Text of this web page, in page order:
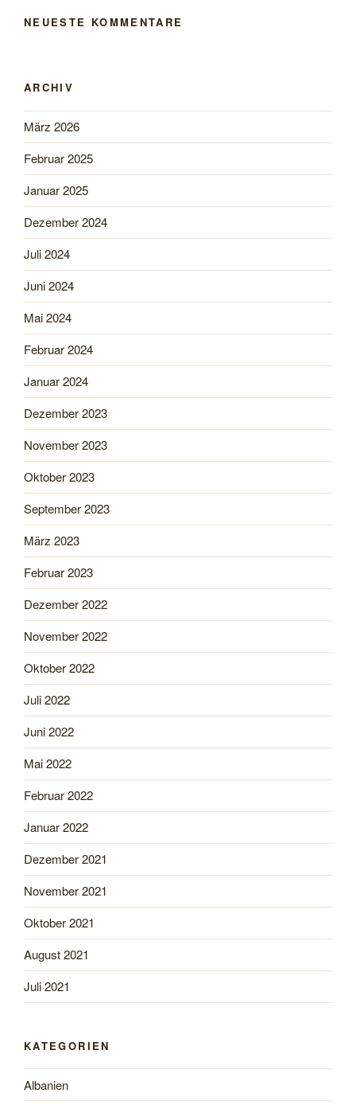
NEUESTE KOMMENTARE
ARCHIV
März 2026
Februar 2025
Januar 2025
Dezember 2024
Juli 2024
Juni 2024
Mai 2024
Februar 2024
Januar 2024
Dezember 2023
November 2023
Oktober 2023
September 2023
März 2023
Februar 2023
Dezember 2022
November 2022
Oktober 2022
Juli 2022
Juni 2022
Mai 2022
Februar 2022
Januar 2022
Dezember 2021
November 2021
Oktober 2021
August 2021
Juli 2021
KATEGORIEN
Albanien